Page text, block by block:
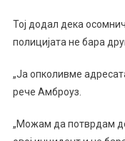
Тој додал дека
полицијата не бара
„Ја опколивме
рече Амброуз.
„Можам да потврдам